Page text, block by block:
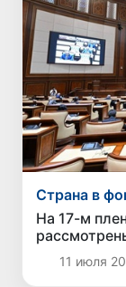
Страна в
На 17-м
законов и
11 июля